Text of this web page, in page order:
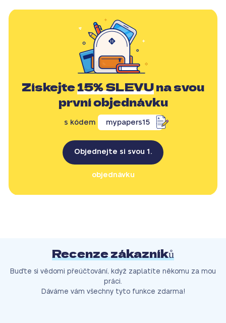
Získejte15% SLEVUna svou
první objednávku
s kódem mypapers15
Objednejte si svou 1.
objednávku
Recenze zákazníků
Buďte si vědomi přeúčtování, když zaplatíte někomu za mou
práci.
Dáváme vám všechny tyto funkce zdarma!